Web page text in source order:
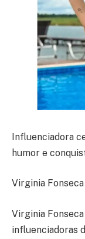
Influenciadora
humor e
Virginia
Virginia
influenciadoras